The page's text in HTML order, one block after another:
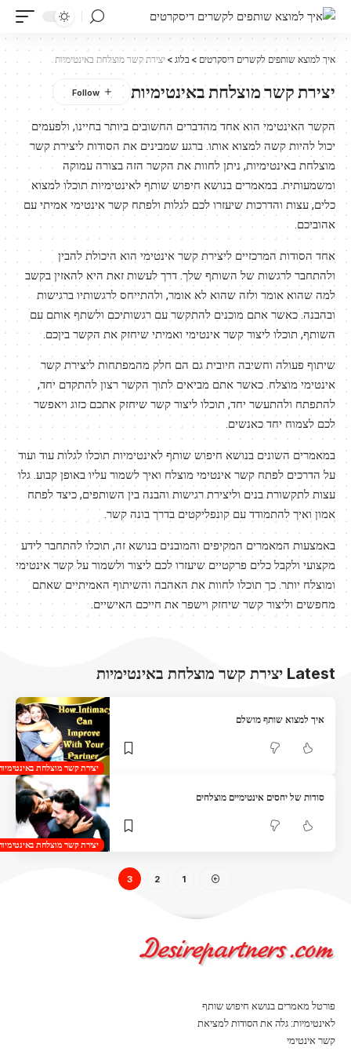
איך למוצא שותפים לקשרים דיסקרטים> בלוג> יצירת קשר מוצלחת באינטימיות
יצירת קשר מוצלחת באינטימיות
הקשר האינטימי הוא אחד מהדברים החשובים ביותר בחיינו, ולפעמים
יכול להיות קשה למצוא אותו. ברגע שמבינים את הסודות ליצירת קשר
מוצלחת באינטימיות, ניתן לחוות את הקשר הזה בצורה עמוקה
ומשמעותית. במאמרים בנושא חיפוש שותף לאינטימיות תוכלו למצוא
כלים, עצות והדרכות שיעזרו לכם לגלות ולפתח קשר אינטימי אמיתי עם
אהוביכם.
אחד הסודות המרכזיים ליצירת קשר אינטימי הוא היכולת להבין
ולהתחבר לרגשות של השותף שלך. דרך לעשות זאת היא להאזין בקשב
למה שהוא אומר ולזה שהוא לא אומר, ולהתייחס לרגשותיו ברגישות
ובהבנה. כאשר אתם מוכנים להתקשר עם רגשותיכם ולשתף אותם עם
השותף, תוכלו ליצור קשר אינטימי ואמיתי שיחזק את הקשר ביןכם.
שיתוף פעולה וחשיבה חיובית גם הם חלק מהמפתחות ליצירת קשר
אינטימי מוצלח. כאשר אתם מביאים לתוך הקשר רצון להתקדם יחד,
להתפתח ולהתעשר יחד, תוכלו ליצור קשר שיחזק אתכם כזוג ויאפשר
לכם לצמוח יחד כאנשים.
במאמרים השונים בנושא חיפוש שותף לאינטימיות תוכלו לגלות עוד ועוד
על הדרכים לפתח קשר אינטימי מוצלח ואיך לשמור עליו באופן קבוע. גלו
עצות לתקשורת בנים וליצירת רגישות והבנה בין השותפים, כיצד לפתח
אמון ואיך להתמודד עם קונפליקטים בדרך בונה קשר.
באמצעות המאמרים המקיפים והמובנים בנושא זה, תוכלו להתחבר לידע
מקצועי ולקבל כלים פרקטיים שיעזרו לכם ליצור ולשמור על קשר אינטימי
ומוצלח יותר. כך תוכלו לחוות את האהבה והשיתוף האמיתיים שאתם
מחפשים וליצור קשר שיחזק וישפר את חייכם האישיים.
Latest יצירת קשר מוצלחת באינטימיות
יצירת קשר מוצלחת באינטימיות
איך למצוא שותף מושלם
יצירת קשר מוצלחת באינטימיות
סודות של יחסים אינטימיים מוצלחים
פורטל מאמרים בנושא חיפוש שותף
לאינטימיות: גלה את הסודות למציאת
קשר אינטימי